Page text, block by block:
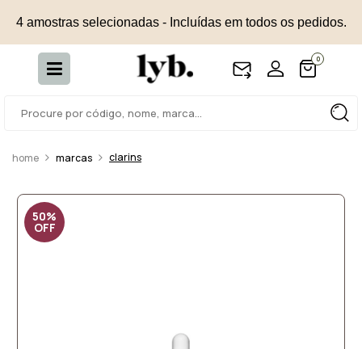
4 amostras selecionadas - Incluídas em todos os pedidos.
0
marcas clarins
50%
OFF